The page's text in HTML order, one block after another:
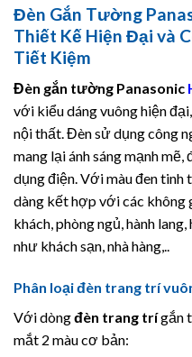
Đèn Gắn Tường
Thiết Kế Hiện Đại và
Tiết Kiệm
Đèn gắn tường Panasonic
với kiểu dáng vuông hiện
nội thất. Đèn sử dụng công
mang lại ánh sáng mạnh
dụng điện. Với màu đen tinh
dàng kết hợp với các không
khách, phòng ngủ, hành
như khách sạn, nhà hàng,..
Phân loại đèn trang trí
Với dòngđèn trang trígắn
mắt 2 màu cơ bản: